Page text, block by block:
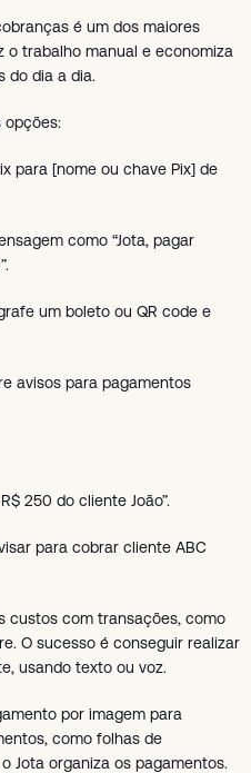
é um dos maiores
o trabalho manual e economiza
do dia a dia.
opções:
para [nome ou chave Pix] de
como “Jota, pagar
um boleto ou QR code e
avisos para pagamentos
250 do cliente João”.
para cobrar cliente ABC
custos com transações, como
O sucesso é conseguir realizar
usando texto ou voz.
por imagem para
como folhas de
Jota organiza os pagamentos.